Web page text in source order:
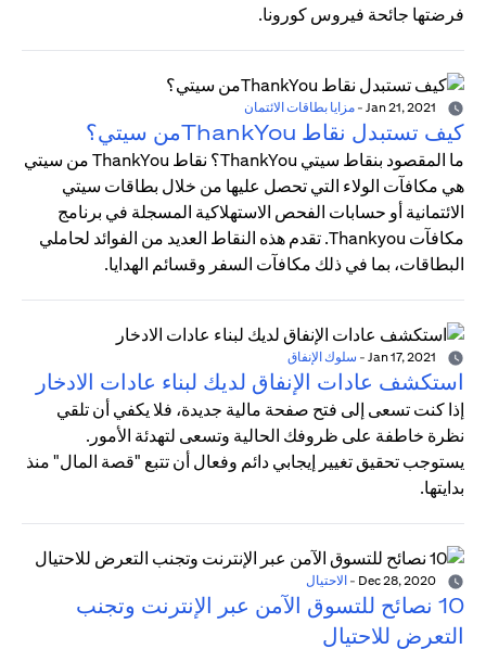
فرضتها جائحة فيروس كورونا.
- مزايا بطاقات الائتمان
كيف تستبدل نقاط ThankYouمن سيتي؟
ما المقصود بنقاط سيتي ThankYou؟ نقاط ThankYou من سيتي
هي مكافآت الولاء التي تحصل عليها من خلال بطاقات سيتي
الائتمانية أو حسابات الفحص الاستهلاكية المسجلة في برنامج
مكافآت Thankyou. تقدم هذه النقاط العديد من الفوائد لحاملي
البطاقات، بما في ذلك مكافآت السفر وقسائم الهدايا.
- سلوك الإنفاق
استكشف عادات الإنفاق لديك لبناء عادات الادخار
إذا كنت تسعى إلى فتح صفحة مالية جديدة، فلا يكفي أن تلقي
نظرة خاطفة على ظروفك الحالية وتسعى لتهدئة الأمور.
يستوجب تحقيق تغيير إيجابي دائم وفعال أن تتبع "قصة المال" منذ
بدايتها.
- الاحتيال
10 نصائح للتسوق الآمن عبر الإنترنت وتجنب
التعرض للاحتيال